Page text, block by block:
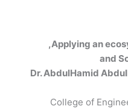
Applying an
and
Dr. AbdulHamid
College of